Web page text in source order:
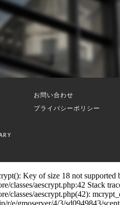
お問い合わせ
プライバシーポリシー
Key of size 18 not
classes/aescrypt.php:42 Stack
classes/aescrypt.php(42):
4/3/sd0949843/